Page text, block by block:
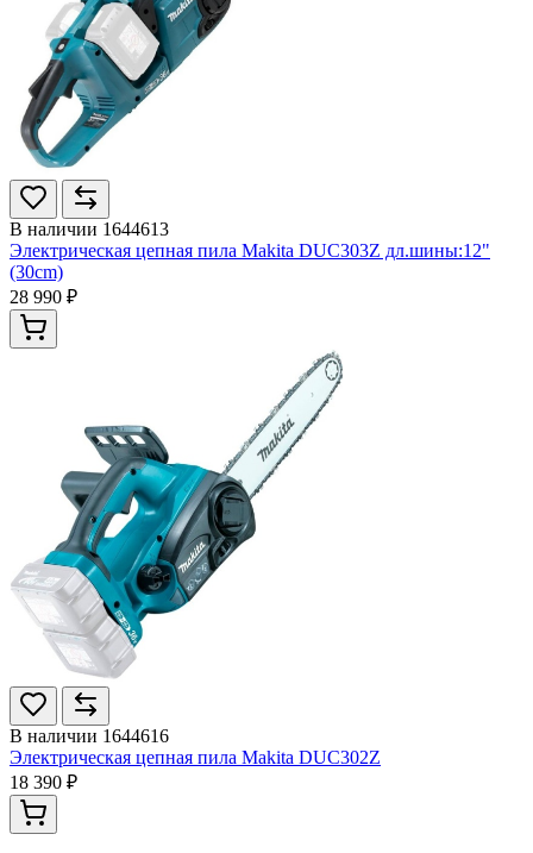
В наличии 1644613
Электрическая цепная пила Makita DUC303Z дл.шины:12"
(30cm)
28 990 ₽
В наличии 1644616
Электрическая цепная пила Makita DUC302Z
18 390 ₽